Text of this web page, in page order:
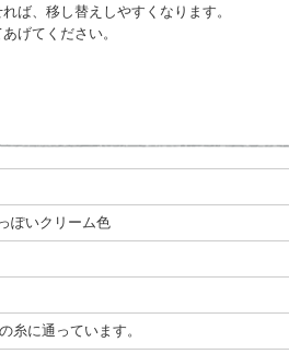
ば、移し替えしやすくなります。
げてください。
ぽいクリーム色
糸に通っています。